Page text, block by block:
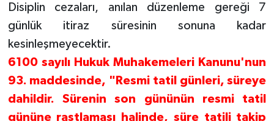
Disiplin cezaları, anılan düzenleme gereği 7
günlük itiraz süresinin sonuna kadar
kesinleşmeyecektir.
6100 sayılı Hukuk Muhakemeleri Kanunu'nun
93. maddesinde, "Resmi tatil günleri, süreye
dahildir. Sürenin son gününün resmi tatil
gününe rastlaması halinde, süre tatili takip